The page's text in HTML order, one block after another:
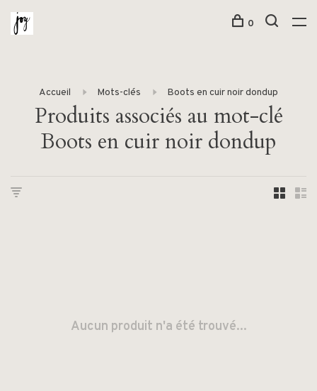
0
Accueil Mots-clés Boots en cuir noir dondup
Produits associés au mot-clé
Boots en cuir noir dondup
Aucun produit n'a été trouvé...